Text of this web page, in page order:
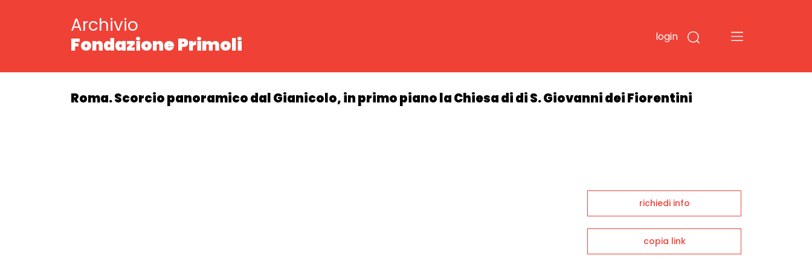
Archivio
Fondazione Primoli
login
Roma. Scorcio panoramico dal Gianicolo, in primo piano la Chiesa di di S. Giovanni dei Fiorentini
richiedi info
copia link